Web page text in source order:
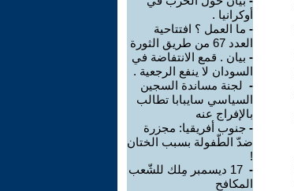
أوكرانيا .
- ما العمل ؟ افتتاحية
العدد 67 من طريق الثورة
- بيان . قمع الانتفاضة في
السودان لا ينفع الرجعية .
- ‎ لجنة مساندة السجين
السياسي سايبابا تطالب
بالإفراج عنه
- جنوب أفريقيا: مجزرة
ضدّ الطّفولة بسبب الختان
-
‎17 ‎‏ ديسمبر مِلك للشّعب
المكافح